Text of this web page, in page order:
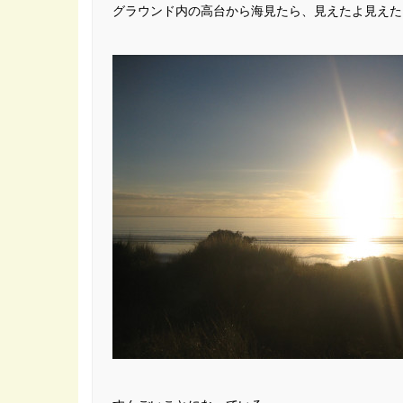
グラウンド内の高台から海見たら、見えたよ見え